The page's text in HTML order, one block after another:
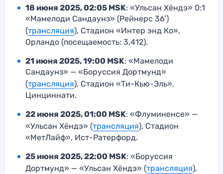
18 июня 2025, 02:05 MSK: «Ульсан Хёндэ» 0:1
«Мамелоди Сандаунз» (Рейнерс 36′)
(трансляция), Стадион «Интер энд Ко»,
Орландо (посещаемость: 3,412).
21 июня 2025, 19:00 MSK: «Мамелоди
Сандаунз» — «Боруссия Дортмунд»
(трансляция), Стадион «Ти-Кью-Эль»,
Цинциннати.
22 июня 2025, 01:00 MSK: «Флуминенсе» —
«Ульсан Хёндэ» (трансляция), Стадион
«МетЛайф», Ист-Ратерфорд.
25 июня 2025, 22:00 MSK: «Боруссия
Дортмунд» — «Ульсан Хёндэ» (трансляция),